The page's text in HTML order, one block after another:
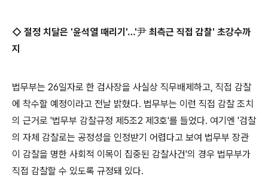
◇ 절정 치달은 '윤석열 때리기'…'尹 최측근 직접 감찰' 초강수까
지
법무부는 26일자로 한 검사장을 사실상 직무배제하고, 직접 감찰
에 착수할 예정이라고 전날 밝혔다. 법무부는 이런 직접 감찰 조치
의 근거로 '법무부 감찰규정 제5조2 제3호'를 들었다. 여기엔 '검찰
의 자체 감찰로는 공정성을 인정받기 어렵다고 보여 법무부 장관
이 감찰을 명한 사회적 이목이 집중된 감찰사건'의 경우 법무부가
직접 감찰할 수 있도록 규정돼 있다.